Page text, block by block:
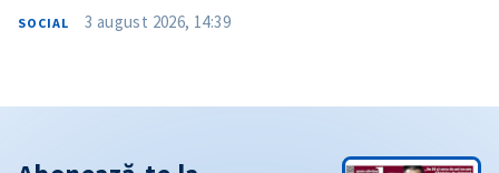
SOCIAL 3 august 2026, 14:39